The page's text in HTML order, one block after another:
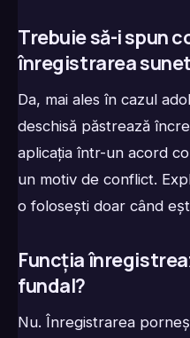
Trebuie să-i spun
înregistrarea
Da, mai ales în cazul
deschisă păstrează
aplicația într-un acord
un motiv de conflict.
o folosești doar când
Funcția
fundal?
Nu. Înregistrarea